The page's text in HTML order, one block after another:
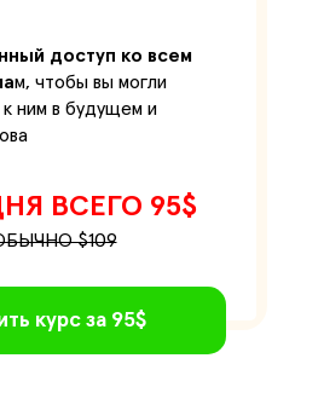
доступ ко всем
м, чтобы вы могли
к ним в будущем и
курс за 95$
ВСЕГО 95$
$109